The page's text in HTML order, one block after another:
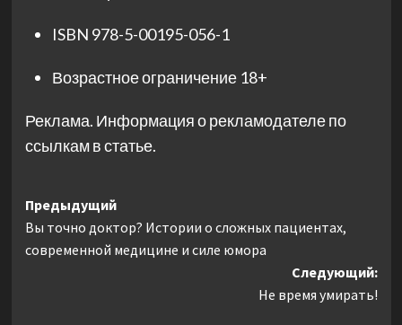
ISBN 978-5-00195-056-1
Возрастное ограничение 18+
Реклама. Информация о рекламодателе по
ссылкам в статье.
Навигация
записи
Предыдущий
Вы точно доктор? Истории о сложных пациентах,
современной медицине и силе юмора
Следующий:
Не время умирать!